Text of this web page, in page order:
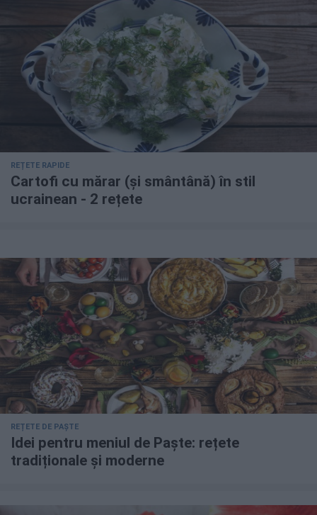
REȚETE RAPIDE
Cartofi cu mărar (și smântână) în stil
ucrainean - 2 rețete
REȚETE DE PAȘTE
Idei pentru meniul de Paște: rețete
tradiționale și moderne